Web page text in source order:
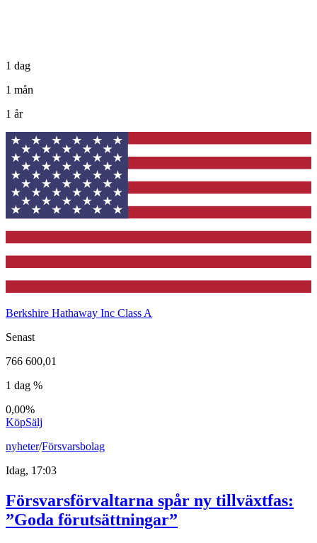
1 dag
1 mån
1 år
Berkshire Hathaway Inc Class A
Senast
766 600,01
1 dag %
0,00%
KöpSälj
nyheter/Försvarsbolag
Idag, 17:03
Försvarsförvaltarna spår ny tillväxtfas:
”Goda förutsättningar”